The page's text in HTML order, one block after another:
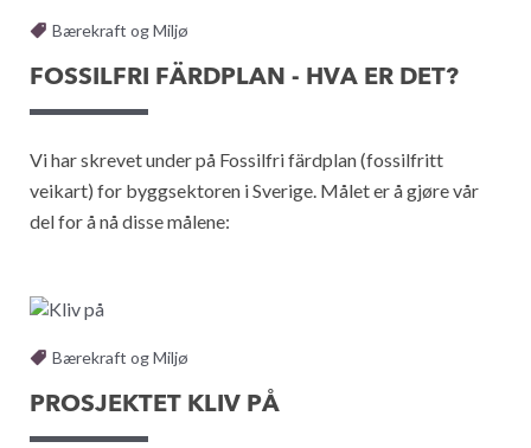
Bærekraft og Miljø
FOSSILFRI FÄRDPLAN - HVA ER DET?
Vi har skrevet under på Fossilfri färdplan (fossilfritt
veikart) for byggsektoren i Sverige. Målet er å gjøre vår
del for å nå disse målene:
Bærekraft og Miljø
PROSJEKTET KLIV PÅ